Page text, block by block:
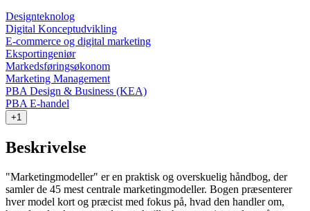
Designteknolog
Digital Konceptudvikling
E-commerce og digital marketing
Eksportingeniør
Markedsføringsøkonom
Marketing Management
PBA Design & Business (KEA)
PBA E-handel
+1
Beskrivelse
"Marketingmodeller" er en praktisk og overskuelig håndbog, der
samler de 45 mest centrale marketingmodeller. Bogen præsenterer
hver model kort og præcist med fokus på, hvad den handler om,